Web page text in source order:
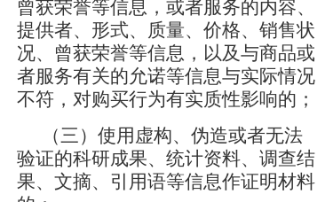
曾获荣誉等信息，或者服务的内容、
提供者、形式、质量、价格、销售状
况、曾获荣誉等信息，以及与商品或
者服务有关的允诺等信息与实际情况
不符，对购买行为有实质性影响的；
（三）使用虚构、伪造或者无法
验证的科研成果、统计资料、调查结
果、文摘、引用语等信息作证明材料